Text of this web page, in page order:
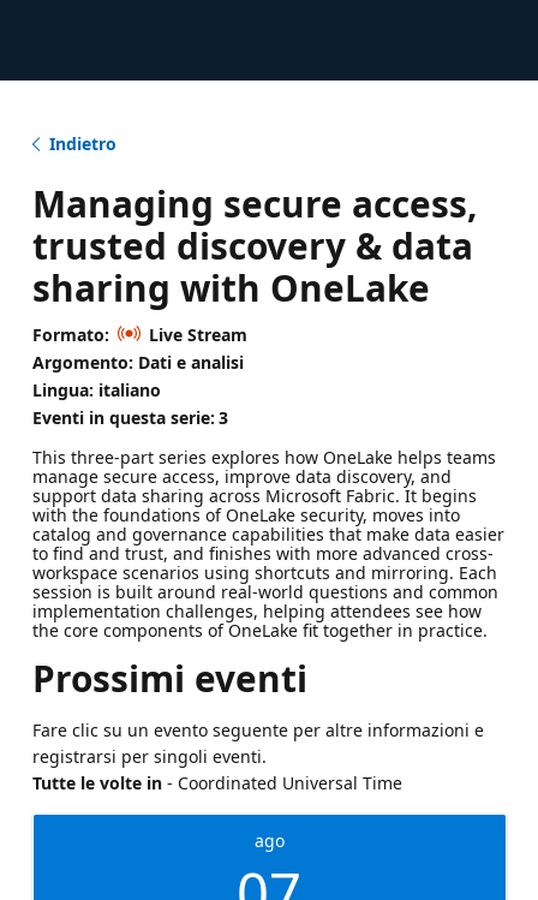
Indietro
Managing secure access,
trusted discovery & data
sharing with OneLake
Formato:
Live Stream
Argomento: Dati e analisi
Lingua: italiano
Eventi in questa serie: 3
This three-part series explores how OneLake helps teams
manage secure access, improve data discovery, and
support data sharing across Microsoft Fabric. It begins
with the foundations of OneLake security, moves into
catalog and governance capabilities that make data easier
to find and trust, and finishes with more advanced cross-
workspace scenarios using shortcuts and mirroring. Each
session is built around real‑world questions and common
implementation challenges, helping attendees see how
the core components of OneLake fit together in practice.
Prossimi eventi
Fare clic su un evento seguente per altre informazioni e
registrarsi per singoli eventi.
Tutte le volte in - Coordinated Universal Time
ago